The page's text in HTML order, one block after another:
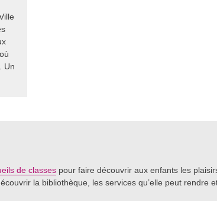
Un
de classespour faire découvrir aux enfants les
la bibliothèque, les services qu’elle peut rendre